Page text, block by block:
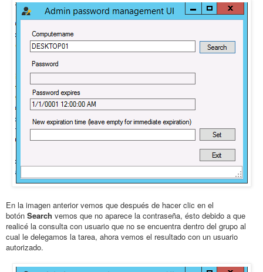
En la imagen anterior vemos que después de hacer clic en el
botón Search vemos que no aparece la contraseña, ésto debido a que
realicé la consulta con usuario que no se encuentra dentro del grupo al
cual le delegamos la tarea, ahora vemos el resultado con un usuario
autorizado.